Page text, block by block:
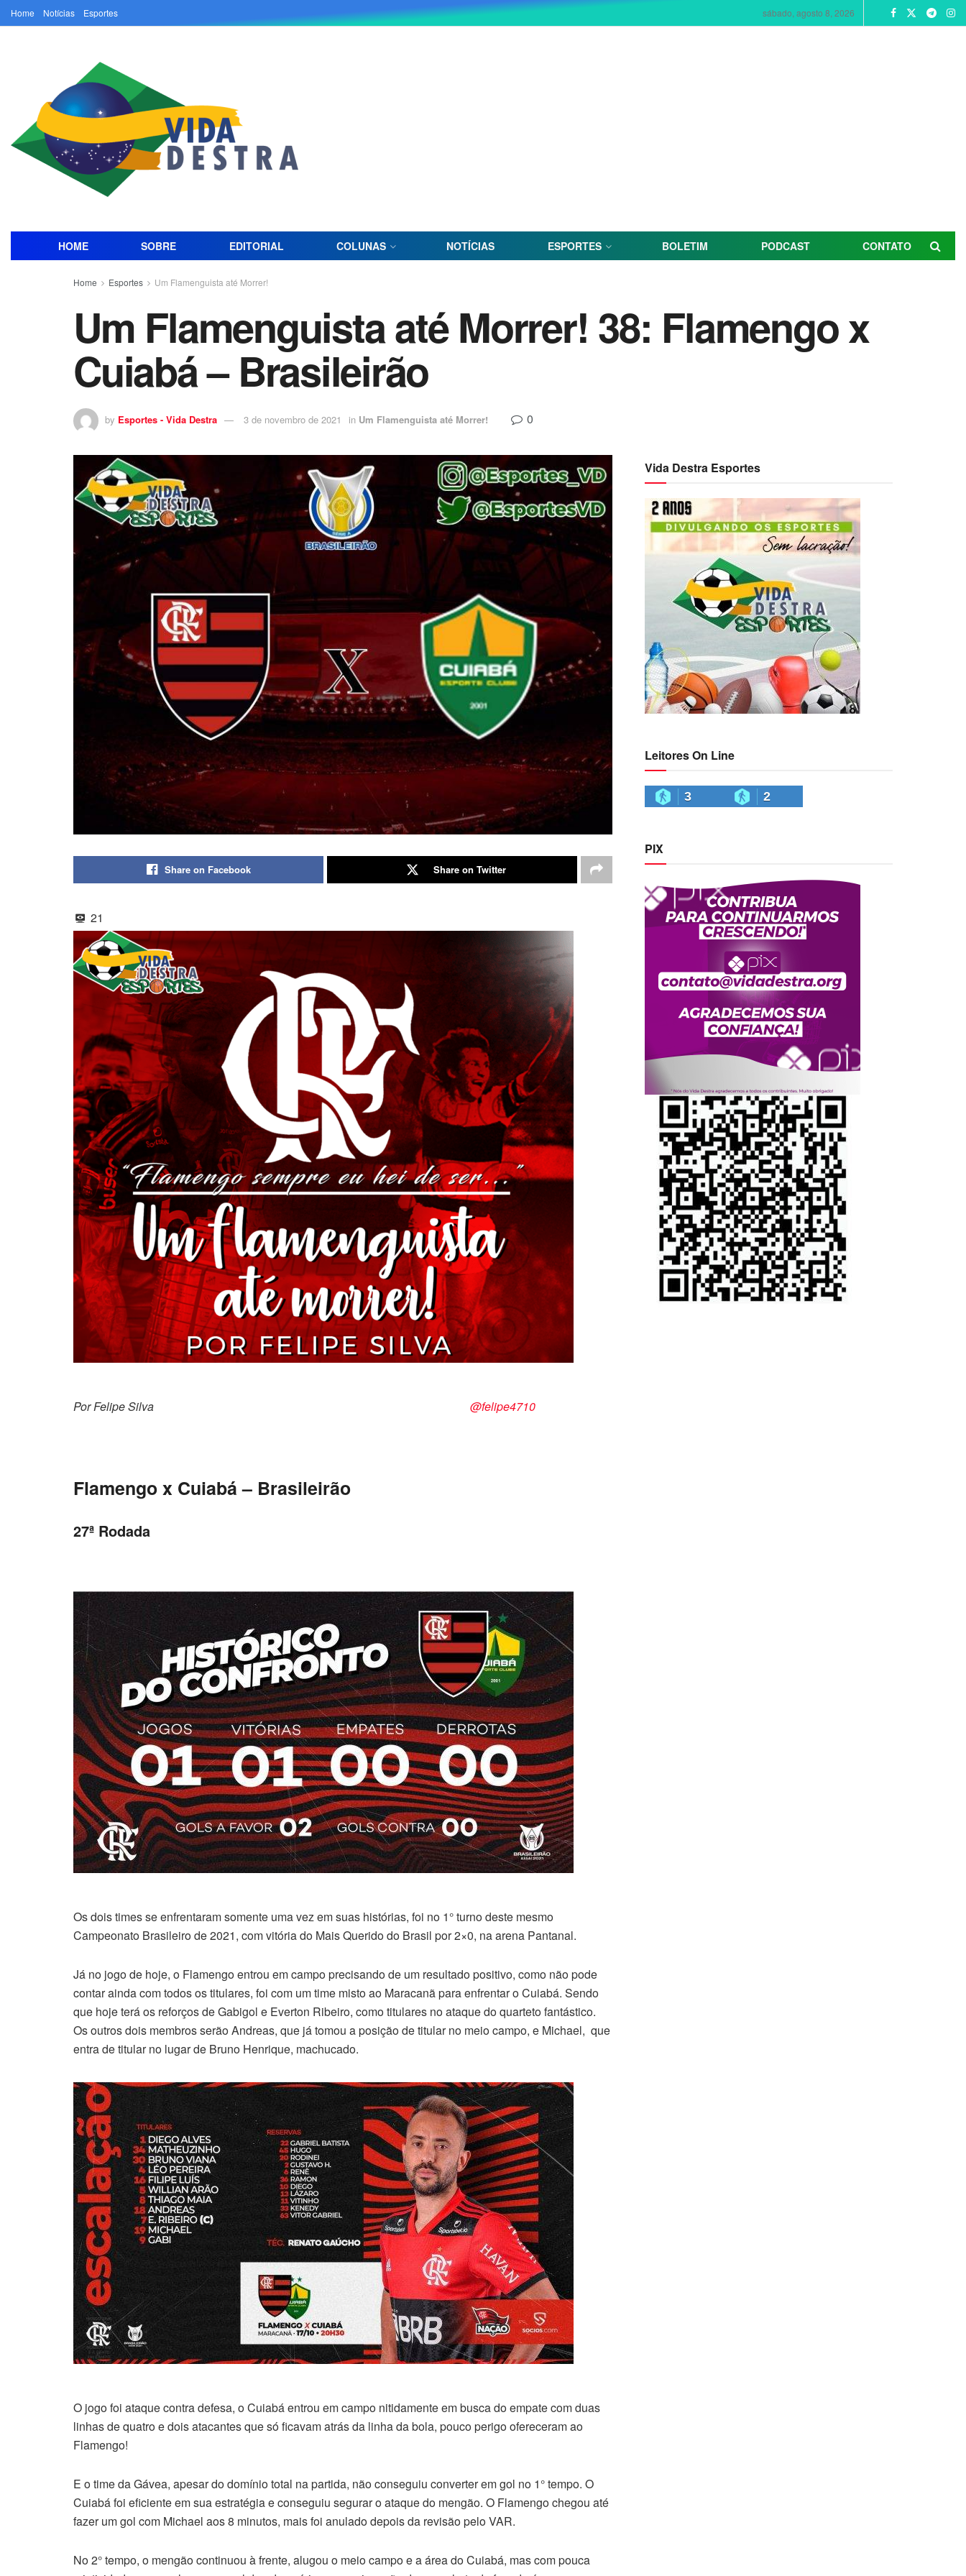
Home Notícias Esportes sábado, agosto 8, 2026
HOME SOBRE EDITORIAL COLUNAS NOTÍCIAS ESPORTES BOLETIM PODCAST CONTATO
Home Esportes Um Flamenguista até Morrer!
Um Flamenguista até Morrer! 38: Flamengo x
Cuiabá – Brasileirão
by Esportes - Vida Destra 3 de novembro de 2021 in Um Flamenguista até Morrer! 0
Share on Facebook Share on Twitter
21
Por Felipe Silva @felipe4710
Flamengo x Cuiabá – Brasileirão
27ª Rodada
Os dois times se enfrentaram somente uma vez em suas histórias, foi no 1° turno deste mesmo
Campeonato Brasileiro de 2021, com vitória do Mais Querido do Brasil por 2×0, na arena Pantanal.
Já no jogo de hoje, o Flamengo entrou em campo precisando de um resultado positivo, como não pode
contar ainda com todos os titulares, foi com um time misto ao Maracanã para enfrentar o Cuiabá. Sendo
que hoje terá os reforços de Gabigol e Everton Ribeiro, como titulares no ataque do quarteto fantástico.
Os outros dois membros serão Andreas, que já tomou a posição de titular no meio campo, e Michael, que
entra de titular no lugar de Bruno Henrique, machucado.
O jogo foi ataque contra defesa, o Cuiabá entrou em campo nitidamente em busca do empate com duas
linhas de quatro e dois atacantes que só ficavam atrás da linha da bola, pouco perigo ofereceram ao
Flamengo!
E o time da Gávea, apesar do domínio total na partida, não conseguiu converter em gol no 1° tempo. O
Cuiabá foi eficiente em sua estratégia e conseguiu segurar o ataque do mengão. O Flamengo chegou até
fazer um gol com Michael aos 8 minutos, mais foi anulado depois da revisão pelo VAR.
No 2° tempo, o mengão continuou à frente, alugou o meio campo e a área do Cuiabá, mas com pouca
Vida Destra Esportes
Leitores On Line
3 2
PIX